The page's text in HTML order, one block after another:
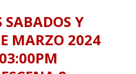
SABADOS Y
MARZO 2024